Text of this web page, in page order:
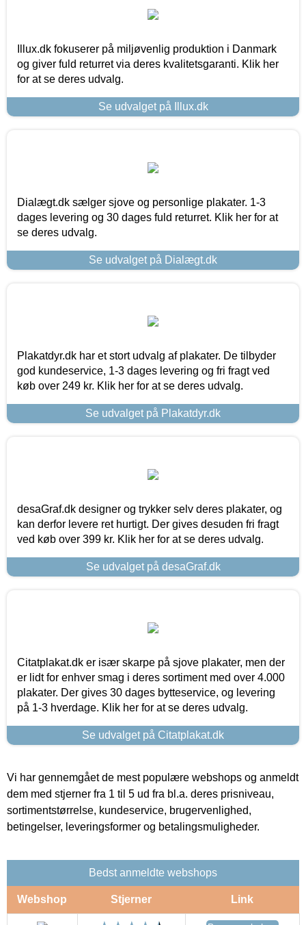
Illux.dk fokuserer på miljøvenlig produktion i Danmark
og giver fuld returret via deres kvalitetsgaranti. Klik her
for at se deres udvalg.
Se udvalget på Illux.dk
Dialægt.dk sælger sjove og personlige plakater. 1-3
dages levering og 30 dages fuld returret. Klik her for at
se deres udvalg.
Se udvalget på Dialægt.dk
Plakatdyr.dk har et stort udvalg af plakater. De tilbyder
god kundeservice, 1-3 dages levering og fri fragt ved
køb over 249 kr. Klik her for at se deres udvalg.
Se udvalget på Plakatdyr.dk
desaGraf.dk designer og trykker selv deres plakater, og
kan derfor levere ret hurtigt. Der gives desuden fri fragt
ved køb over 399 kr. Klik her for at se deres udvalg.
Se udvalget på desaGraf.dk
Citatplakat.dk er især skarpe på sjove plakater, men der
er lidt for enhver smag i deres sortiment med over 4.000
plakater. Der gives 30 dages bytteservice, og levering
på 1-3 hverdage. Klik her for at se deres udvalg.
Se udvalget på Citatplakat.dk
Vi har gennemgået de mest populære webshops og anmeldt
dem med stjerner fra 1 til 5 ud fra bl.a. deres prisniveau,
sortimentstørrelse, kundeservice, brugervenlighed,
betingelser, leveringsformer og betalingsmuligheder.
Bedst anmeldte webshops
Webshop Stjerner Link